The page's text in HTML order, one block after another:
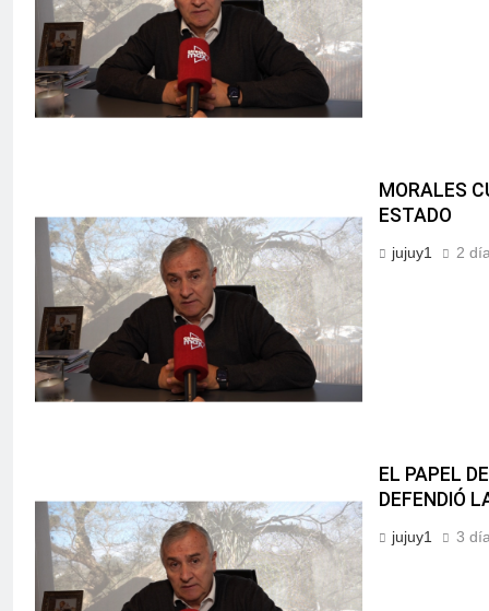
MORALES
ESTADO
jujuy1 2
EL PAPEL
DEFENDIÓ
jujuy1 3